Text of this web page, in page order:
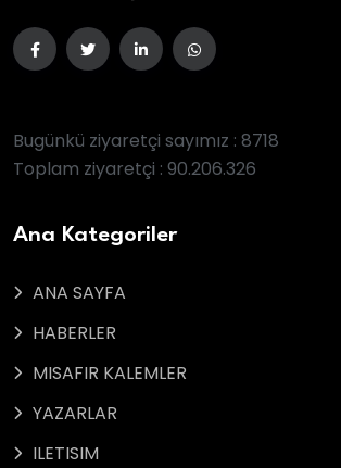
Bugünkü ziyaretçi sayımız : 8718
Toplam ziyaretçi : 90.206.326
Ana Kategoriler
ANA SAYFA
HABERLER
MISAFIR KALEMLER
YAZARLAR
ILETISIM